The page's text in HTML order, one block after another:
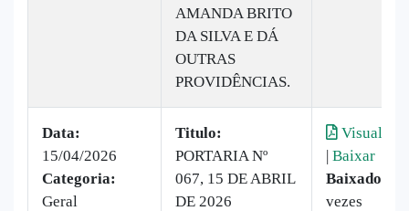
AMANDA BRITO
DA SILVA E DÁ
OUTRAS
PROVIDÊNCIAS.
Data:
15/04/2026
Categoria:
Geral
Titulo:
PORTARIA Nº
067, 15 DE ABRIL
DE 2026
Visualizar
| Baixar
Baixado:
vezes